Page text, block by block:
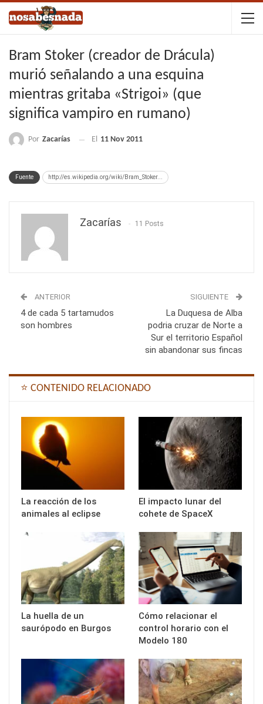
Bram Stoker (creador de Drácula)
murió señalando a una esquina
mientras gritaba «Strigoi» (que
significa vampiro en rumano)
Por Zacarías El 11 Nov 2011
Fuente http://es.wikipedia.org/wiki/Bram_Stoker...
Zacarías 11 Posts
ANTERIOR
4 de cada 5 tartamudos
son hombres
SIGUIENTE
La Duquesa de Alba
podria cruzar de Norte a
Sur el territorio Español
sin abandonar sus fincas
⭐ CONTENIDO RELACIONADO
La reacción de los
animales al eclipse
El impacto lunar del
cohete de SpaceX
La huella de un
saurópodo en Burgos
Cómo relacionar el
control horario con el
Modelo 180